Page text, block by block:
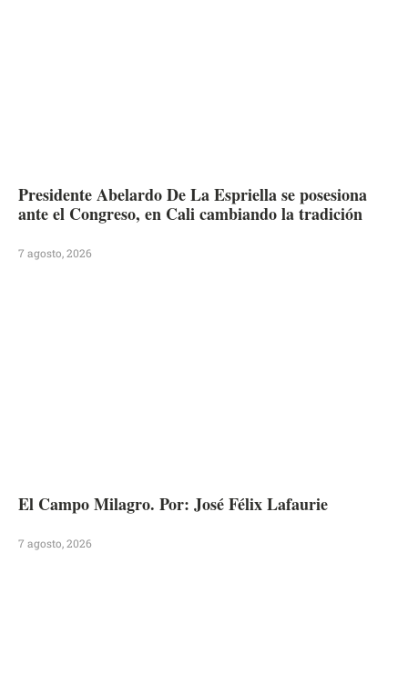
Presidente Abelardo De La Espriella se posesiona
ante el Congreso, en Cali cambiando la tradición
7 agosto, 2026
El Campo Milagro. Por: José Félix Lafaurie
7 agosto, 2026